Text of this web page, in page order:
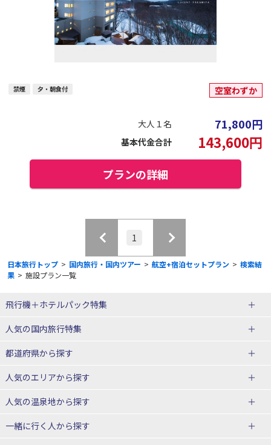
禁煙 夕・朝食付 空室わずか
大人１名 71,800円
基本代金合計 143,600円
プランの詳細
1
日本旅行トップ > 国内旅行・国内ツアー > 航空+宿泊セットプラン > 検索結
果 > 施設プラン一覧
飛行機＋ホテルパック特集
赤い風船ダイナミックパッケージ
ＪＡＬで行く飛行機+ホテルパック
人気の国内旅行特集
東京ディズニーリゾート®への旅
ユニバーサル・スタジオ・ジャパ
都道府県から探す
北海道旅行・ツアー
東北
人気のエリアから探す
函館旅行
人気の温泉地から探す
北海道
一緒に行く人から探す